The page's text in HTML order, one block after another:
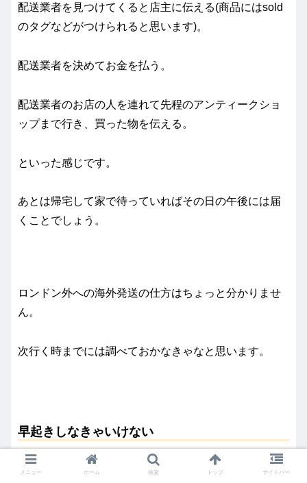
配送業者を見つけてくると店主に伝える(商品にはsold
のタグなどがつけられると思います)。
配送業者を決めてお金を払う。
配送業者のお店の人を連れて先程のアンティークショ
ップまで行き、買った物を伝える。
といった感じです。
あとは帰宅して家で待っていればその日の午後には届
くことでしょう。
ロンドン外への海外発送の仕方はちょっと分かりませ
ん。
次行く時までには調べておかなきゃなと思います。
早起きしなきゃいけない
サンブリーマーケットの開催時間は朝6:30～昼の2時ま
メニュー ホーム 検索 トップ サイドバー